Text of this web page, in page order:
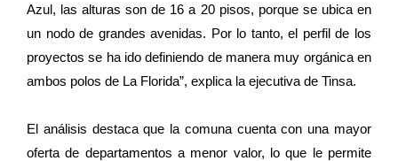
Azul, las alturas son de 16 a 20 pisos, porque se ubica en
un nodo de grandes avenidas. Por lo tanto, el perfil de los
proyectos se ha ido definiendo de manera muy orgánica en
ambos polos de La Florida”, explica la ejecutiva de Tinsa.
El análisis destaca que la comuna cuenta con una mayor
oferta de departamentos a menor valor, lo que le permite